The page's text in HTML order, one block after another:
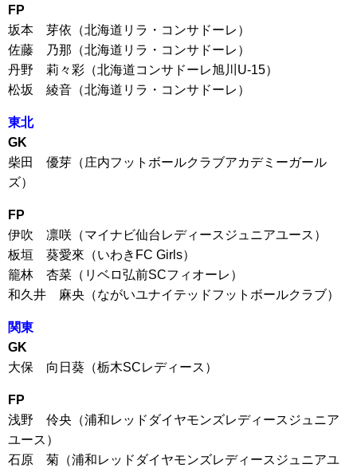
FP
坂本 芽依（北海道リラ・コンサドーレ）
佐藤 乃那（北海道リラ・コンサドーレ）
丹野 莉々彩（北海道コンサドーレ旭川U-15）
松坂 綾音（北海道リラ・コンサドーレ）
東北
GK
柴田 優芽（庄内フットボールクラブアカデミーガール
ズ）
FP
伊吹 凛咲（マイナビ仙台レディースジュニアユース）
板垣 葵愛來（いわきFC Girls）
籠林 杏菜（リベロ弘前SCフィオーレ）
和久井 麻央（ながいユナイテッドフットボールクラブ）
関東
GK
大保 向日葵（栃木SCレディース）
FP
浅野 伶央（浦和レッドダイヤモンズレディースジュニア
ユース）
石原 菊（浦和レッドダイヤモンズレディースジュニアユ